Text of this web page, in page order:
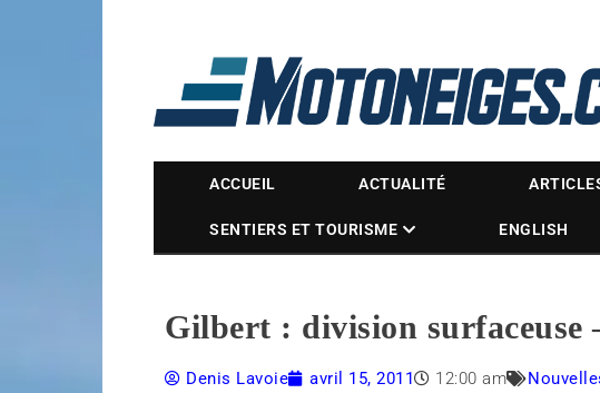
Magazine Motoneiges.ca
ACCUEIL ACTUALITÉ
SENTIERS ET TOURISME ENGLISH
Gilbert : division surfaceuse
Denis Lavoie avril 15, 2011 12:00 am